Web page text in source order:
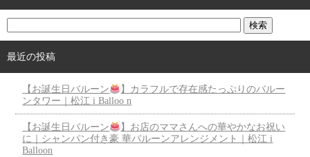
最近の投稿
【お誕生日バルーン
】カラフルで存在感たっぷりのバルー
ンタワー｜松江 i Balloo n
【お誕生日バルーン
】お店のママさんへの華やかなお祝い
に｜シャンパン付き豪 華バルーンアレンジメント｜松江 i
Balloon